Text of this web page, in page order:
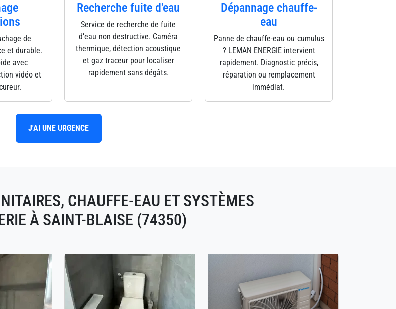
de
et durable.
avec
vidéo et
Recherche fuite d'eau
Service de recherche de fuite
d’eau non destructive. Caméra
thermique, détection acoustique
et gaz traceur pour localiser
rapidement sans dégâts.
Dépannage chauffe-
eau
Panne de chauffe-eau ou cumulus
? LEMAN ENERGIE intervient
rapidement. Diagnostic précis,
réparation ou remplacement
immédiat.
J'AI UNE URGENCE
CHAUFFE-EAU ET SYSTÈMES
À SAINT-BLAISE (74350)